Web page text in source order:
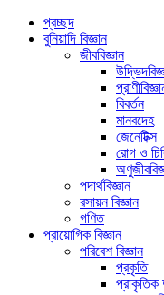
প্রচ্ছদ
বুনিয়াদি বিজ্ঞান
জীববিজ্ঞান
বিবর্তন
মানবদেহ
জেনেটিক্স
রোগ ও
পদার্থবিজ্ঞান
রসায়ন বিজ্ঞান
গণিত
প্রায়োগিক বিজ্ঞান
পরিবেশ বিজ্ঞান
প্রকৃতি
প্রাকৃতিক